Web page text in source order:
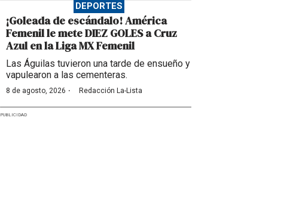
DEPORTES
¡Goleada de escándalo! América
Femenil le mete DIEZ GOLES a Cruz
Azul en la Liga MX Femenil
Las Águilas tuvieron una tarde de ensueño y
vapulearon a las cementeras.
8 de agosto, 2026 · Redacción La-Lista
PUBLICIDAD